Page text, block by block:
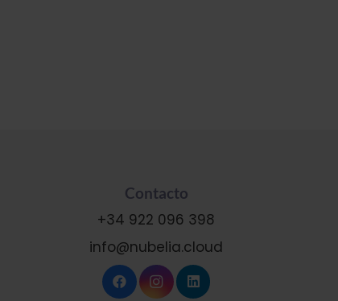
Contacto
+34 922 096 398
info@nubelia.cloud